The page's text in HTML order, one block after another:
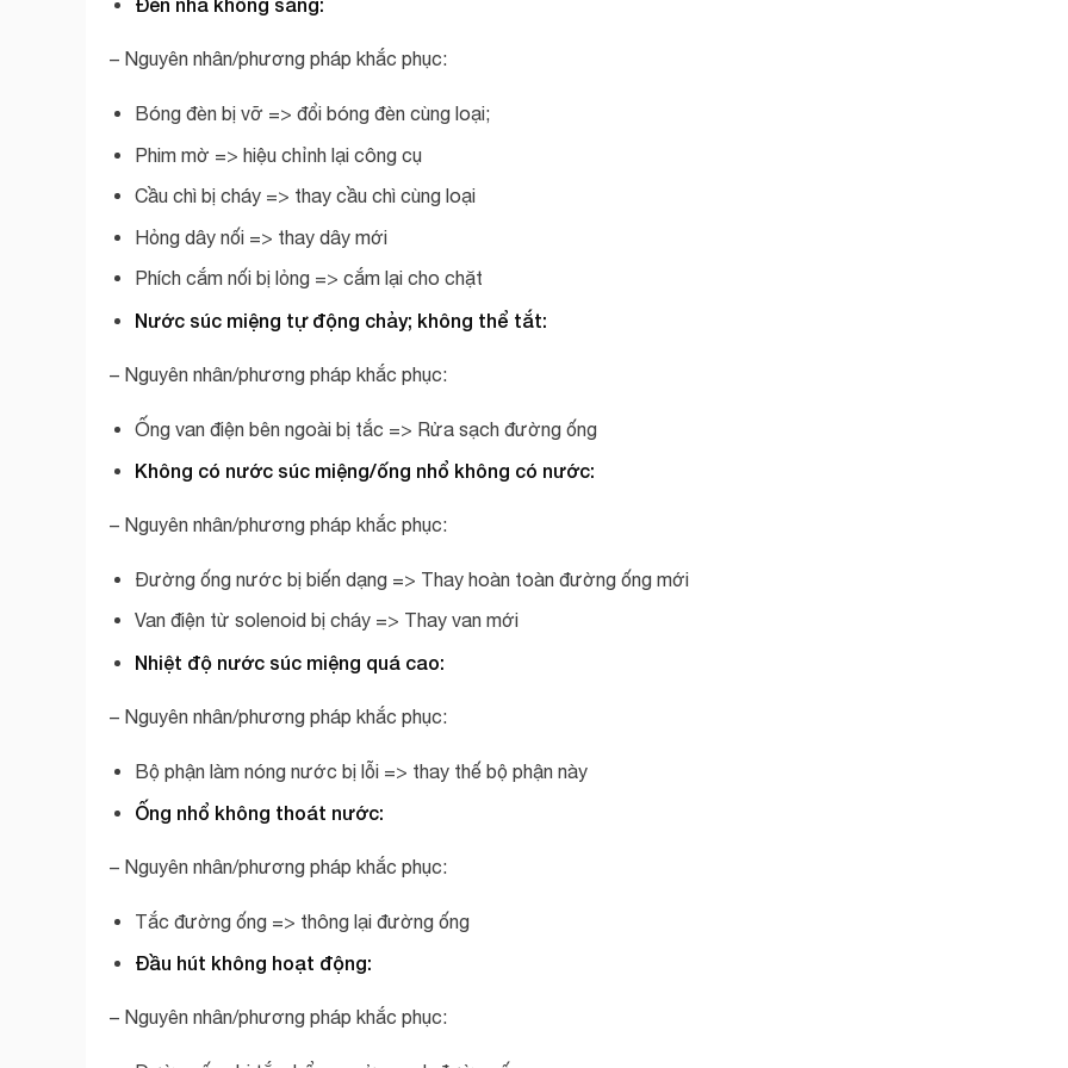
Đèn nha không sáng:
– Nguyên nhân/phương pháp khắc phục:
Bóng đèn bị vỡ => đổi bóng đèn cùng loại;
Phim mờ => hiệu chỉnh lại công cụ
Cầu chì bị cháy => thay cầu chì cùng loại
Hỏng dây nối => thay dây mới
Phích cắm nối bị lỏng => cắm lại cho chặt
Nước súc miệng tự động chảy; không thể tắt:
– Nguyên nhân/phương pháp khắc phục:
Ống van điện bên ngoài bị tắc => Rửa sạch đường ống
Không có nước súc miệng/ống nhổ không có nước:
– Nguyên nhân/phương pháp khắc phục:
Đường ống nước bị biến dạng => Thay hoàn toàn đường ống mới
Van điện từ solenoid bị cháy => Thay van mới
Nhiệt độ nước súc miệng quá cao:
– Nguyên nhân/phương pháp khắc phục:
Bộ phận làm nóng nước bị lỗi => thay thế bộ phận này
Ống nhổ không thoát nước:
– Nguyên nhân/phương pháp khắc phục:
Tắc đường ống => thông lại đường ống
Đầu hút không hoạt động:
– Nguyên nhân/phương pháp khắc phục: